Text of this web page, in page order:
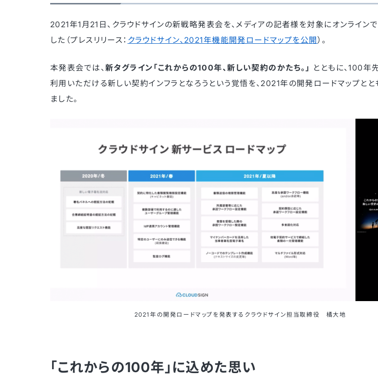
2021年1月21日、クラウドサインの新戦略発表会を、メディアの記者様を対象にオンライン
した（プレスリリース： クラウドサイン、2021年機能開発ロードマップを公開）。
本発表会では、新タグライン「これからの100年、新しい契約のかたち。」 とともに、100年
利用いただける新しい契約インフラとなろうという覚悟を、2021年の開発ロードマップとと
ました。
2021年の開発ロードマップを発表するクラウドサイン担当取締役 橘大地
「これからの100年」に込めた思い